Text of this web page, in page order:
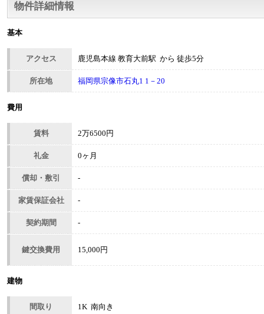
物件詳細情報
基本
アクセス 鹿児島本線 教育大前駅 から 徒歩5分
所在地 福岡県宗像市石丸1 1－20
費用
賃料 2万6500円
礼金 0ヶ月
償却・敷引 -
家賃保証会社 -
契約期間 -
鍵交換費用 15,000円
建物
間取り 1K 南向き